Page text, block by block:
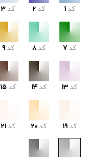
کد 1 کد 2 کد 3
کد 7 کد 8 کد 9
کد 13 کد 14 کد 15
کد 19 کد 20 کد 21